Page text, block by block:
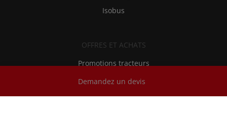
Demandez un devis
Isobus
OFFRES ET ACHATS
Promotions tracteurs
Financements
Recherche de concessionnaires